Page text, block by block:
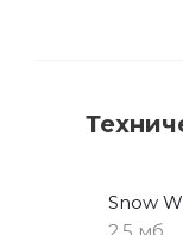
Snow